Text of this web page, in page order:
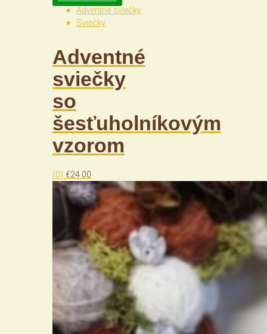
Adventné sviečky
Sviečky
Adventné
sviečky
so
šesťuholníkovým
vzorom
(0) €24.00